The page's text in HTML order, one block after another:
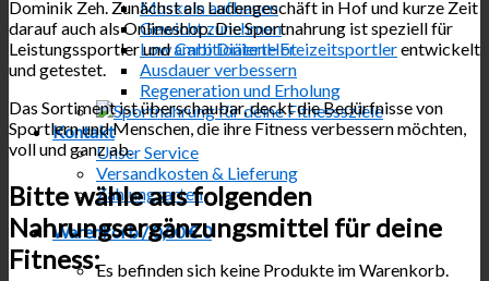
Muskeln aufbauen
Gewicht zunehmen
Low Carb Diäten
Ausdauer verbessern
Regeneration und Erholung
Kontakt
Unser Service
Versandkosten & Lieferung
Zahlungsarten
Warenkorb /0,00€0
Es befinden sich keine Produkte im Warenkorb.
Dominik Zeh. Zunächst als Ladengeschäft in Hof und kurze Zeit
darauf auch als Onlineshop. Die Sportnahrung ist speziell für
Leistungssportler undambitionierte Freizeitsportlerentwickelt
und getestet.
Das Sortiment ist überschaubar, deckt die Bedürfnisse von
Sportlern und Menschen, die ihre Fitness verbessern möchten,
voll und ganz ab.
Bitte wähle aus folgenden
Nahrungsergänzungsmittel für deine
Fitness: